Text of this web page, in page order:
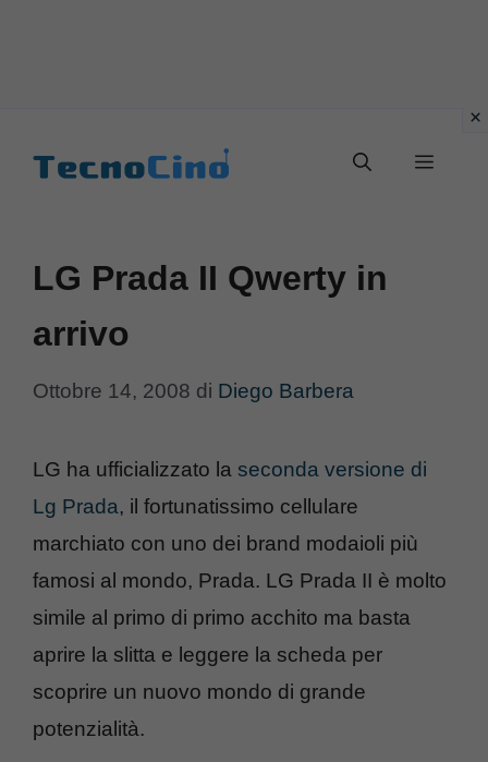
Menu
LG Prada II Qwerty in
arrivo
Ottobre 14, 2008 di Diego Barbera
LG ha ufficializzato la seconda versione di
Lg Prada, il fortunatissimo cellulare
marchiato con uno dei brand modaioli più
famosi al mondo, Prada. LG Prada II è molto
simile al primo di primo acchito ma basta
aprire la slitta e leggere la scheda per
scoprire un nuovo mondo di grande
potenzialità.